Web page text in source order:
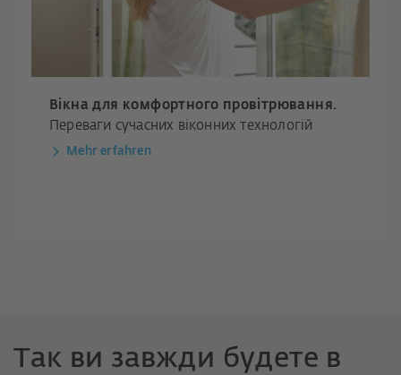
Вікна для комфортного провітрювання.
Переваги сучасних віконних технологій
Mehr erfahren
Так ви завжди будете в